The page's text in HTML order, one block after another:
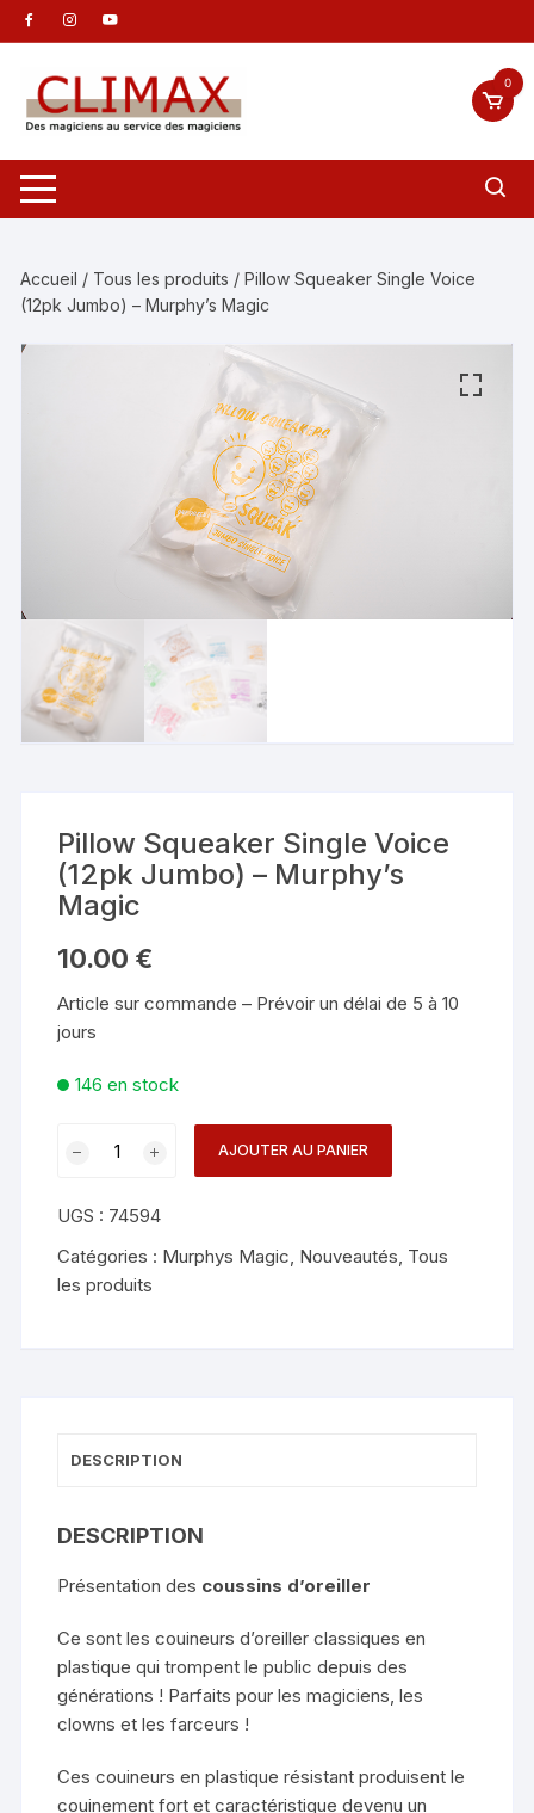
Aller
au
contenu
0
Accueil / Tous les produits / Pillow Squeaker Single Voice
(12pk Jumbo) – Murphy’s Magic
Pillow Squeaker Single Voice
(12pk Jumbo) – Murphy’s
Magic
10.00 €
Article sur commande – Prévoir un délai de 5 à 10
jours
146 en stock
Squeaker
Single
Voice
AJOUTER AU PANIER
UGS : 74594
Catégories : Murphys Magic, Nouveautés, Tous
les produits
DESCRIPTION
DESCRIPTION
Présentation des coussins d’oreiller
Ce sont les couineurs d’oreiller classiques en
plastique qui trompent le public depuis des
générations ! Parfaits pour les magiciens, les
clowns et les farceurs !
Ces couineurs en plastique résistant produisent le
couinement fort et caractéristique devenu un